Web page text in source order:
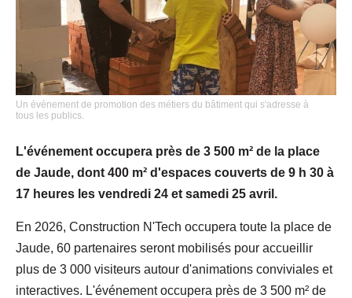
Un événement de promotion des métiers du bâtiment qui s'adresse à
tous les publics.
L'événement occupera près de 3 500 m² de la place
de Jaude, dont 400 m² d'espaces couverts de 9 h 30 à
17 heures les vendredi 24 et samedi 25 avril.
En 2026, Construction N'Tech occupera toute la place de
Jaude, 60 partenaires seront mobilisés pour accueillir
plus de 3 000 visiteurs autour d'animations conviviales et
interactives. L'événement occupera près de 3 500 m² de